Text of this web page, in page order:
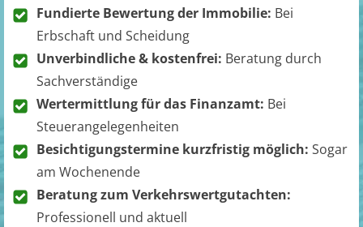
Fundierte Bewertung der Immobilie: Bei
Erbschaft und Scheidung
Unverbindliche & kostenfrei: Beratung durch
Sachverständige
Wertermittlung für das Finanzamt: Bei
Steuerangelegenheiten
Besichtigungstermine kurzfristig möglich: Sogar
am Wochenende
Beratung zum Verkehrswertgutachten:
Professionell und aktuell